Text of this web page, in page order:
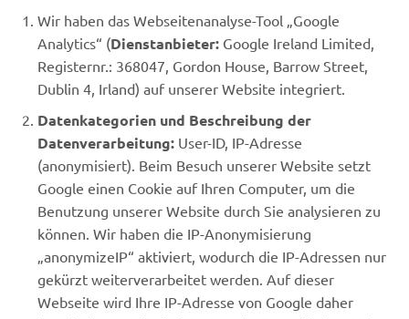
Wir haben das Webseitenanalyse-Tool „Google
Analytics“ (Dienstanbieter:Google Ireland Limited,
Registernr.: 368047, Gordon House, Barrow Street,
Dublin 4, Irland) auf unserer Website integriert.
Datenkategorien und Beschreibung der
Datenverarbeitung:User-ID, IP-Adresse
(anonymisiert). Beim Besuch unserer Website setzt
Google einen Cookie auf Ihren Computer, um die
Benutzung unserer Website durch Sie analysieren zu
können. Wir haben die IP-Anonymisierung
„anonymizeIP“ aktiviert, wodurch die IP-Adressen nur
gekürzt weiterverarbeitet werden. Auf dieser
Webseite wird Ihre IP-Adresse von Google daher